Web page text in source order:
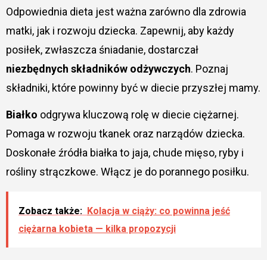
Odpowiednia dieta jest ważna zarówno dla zdrowia
matki, jak i rozwoju dziecka. Zapewnij, aby każdy
posiłek, zwłaszcza śniadanie, dostarczał
niezbędnych składników odżywczych. Poznaj
składniki, które powinny być w diecie przyszłej mamy.
Białko odgrywa kluczową rolę w diecie ciężarnej.
Pomaga w rozwoju tkanek oraz narządów dziecka.
Doskonałe źródła białka to jaja, chude mięso, ryby i
rośliny strączkowe. Włącz je do porannego posiłku.
Zobacz także: Kolacja w ciąży: co powinna jeść
ciężarna kobieta — kilka propozycji